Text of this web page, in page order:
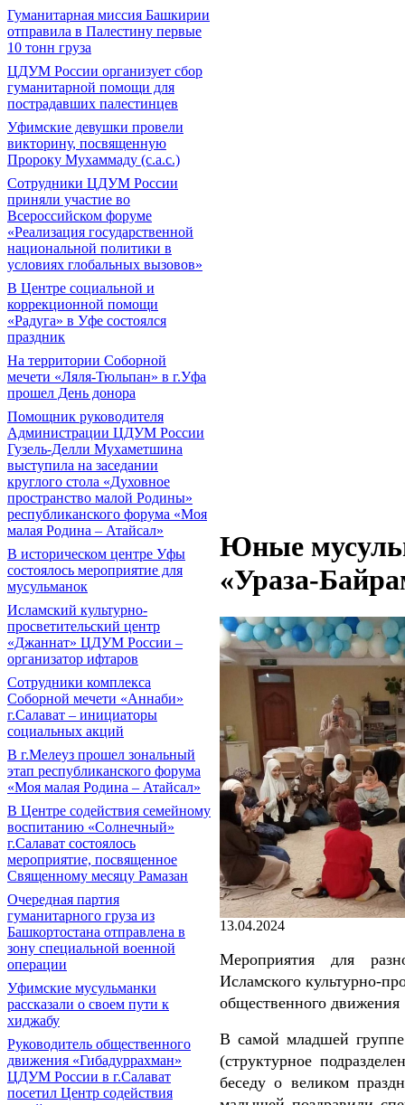
Гуманитарная миссия Башкирии
отправила в Палестину первые
10 тонн груза
ЦДУМ России организует сбор
гуманитарной помощи для
пострадавших палестинцев
Уфимские девушки провели
викторину, посвященную
Пророку Мухаммаду (с.а.с.)
Сотрудники ЦДУМ России
приняли участие во
Всероссийском форуме
«Реализация государственной
национальной политики в
условиях глобальных вызовов»
В Центре социальной и
коррекционной помощи
«Радуга» в Уфе состоялся
праздник
На территории Соборной
мечети «Ляля-Тюльпан» в г.Уфа
прошел День донора
Помощник руководителя
Администрации ЦДУМ России
Гузель-Делли Мухаметшина
выступила на заседании
круглого стола «Духовное
пространство малой Родины»
республиканского форума «Моя
малая Родина – Атайсал»
В историческом центре Уфы
состоялось мероприятие для
мусульманок
Исламский культурно-
просветительский центр
«Джаннат» ЦДУМ России –
организатор ифтаров
Сотрудники комплекса
Соборной мечети «Аннаби»
г.Салават – инициаторы
социальных акций
В г.Мелеуз прошел зональный
этап республиканского форума
«Моя малая Родина – Атайсал»
В Центре содействия семейному
воспитанию «Солнечный»
г.Салават состоялось
мероприятие, посвященное
Священному месяцу Рамазан
Очередная партия
гуманитарного груза из
Башкортостана отправлена в
зону специальной военной
операции
Уфимские мусульманки
рассказали о своем пути к
хиджабу
Руководитель общественного
движения «Гибадуррахман»
ЦДУМ России в г.Салават
посетил Центр содействия
Юные
«Ураза-
13.04.2024
Мероприятия для
Исламского культурно-
общественного
В самой младшей
(структурное
беседу о великом